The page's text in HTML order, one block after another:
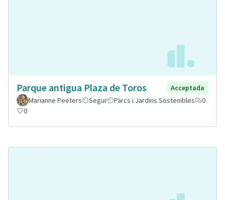
Parque antigua Plaza de Toros
Acceptada
Marianne Peeters
Segur Parcs i Jardins Sostenibles
0
0